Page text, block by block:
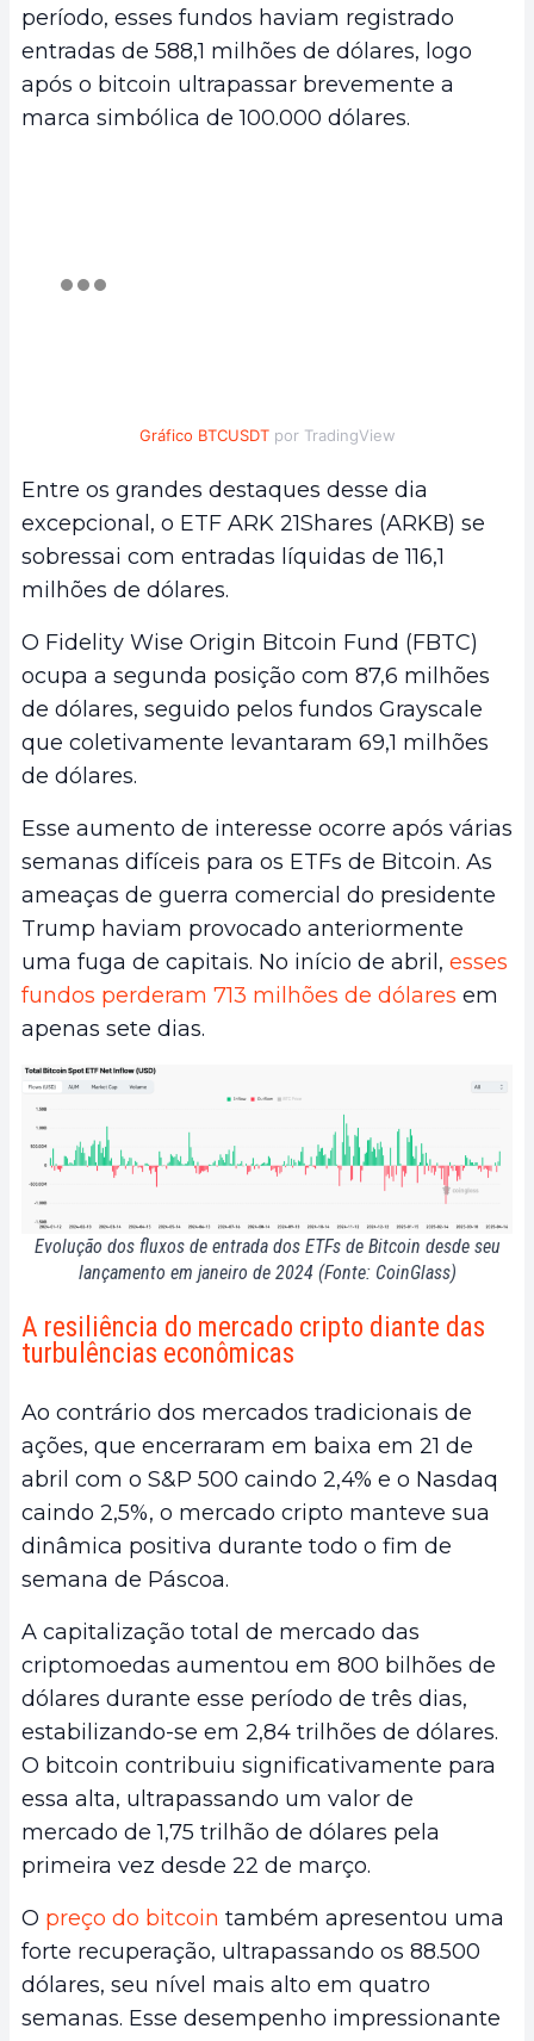
período, esses fundos haviam registrado
entradas de 588,1 milhões de dólares, logo
após o bitcoin ultrapassar brevemente a
marca simbólica de 100.000 dólares.
Gráfico BTCUSDTpor TradingView
Entre os grandes destaques desse dia
excepcional, o ETF ARK 21Shares (ARKB) se
sobressai com entradas líquidas de 116,1
milhões de dólares.
O Fidelity Wise Origin Bitcoin Fund (FBTC)
ocupa a segunda posição com 87,6 milhões
de dólares, seguido pelos fundos Grayscale
que coletivamente levantaram 69,1 milhões
de dólares.
Esse aumento de interesse ocorre após várias
semanas difíceis para os ETFs de Bitcoin. As
ameaças de guerra comercial do presidente
Trump haviam provocado anteriormente
uma fuga de capitais. No início de abril, esses
fundos perderam 713 milhões de dólares em
apenas sete dias.
Evolução dos fluxos de entrada dos ETFs de Bitcoin desde seu
lançamento em janeiro de 2024 (Fonte: CoinGlass)
A resiliência do mercado cripto diante das
turbulências econômicas
Ao contrário dos mercados tradicionais de
ações, que encerraram em baixa em 21 de
abril com o S&P 500 caindo 2,4% e o Nasdaq
caindo 2,5%, o mercado cripto manteve sua
dinâmica positiva durante todo o fim de
semana de Páscoa.
A capitalização total de mercado das
criptomoedas aumentou em 800 bilhões de
dólares durante esse período de três dias,
estabilizando-se em 2,84 trilhões de dólares.
O bitcoin contribuiu significativamente para
essa alta, ultrapassando um valor de
mercado de 1,75 trilhão de dólares pela
primeira vez desde 22 de março.
O preço do bitcoin também apresentou uma
forte recuperação, ultrapassando os 88.500
dólares, seu nível mais alto em quatro
semanas. Esse desempenho impressionante